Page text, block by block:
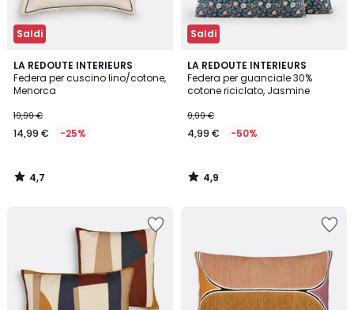
Saldi
LA REDOUTE INTERIEURS
Federa per cuscino lino/cotone,
Menorca
19,99 €
14,99 € -25%
4,7
/ 5
4,7
/
Saldi
LA REDOUTE INTERIEURS
Federa per guanciale 30%
cotone riciclato, Jasmine
9,99 €
4,99 € -50%
4,9
/ 5
4,9
/